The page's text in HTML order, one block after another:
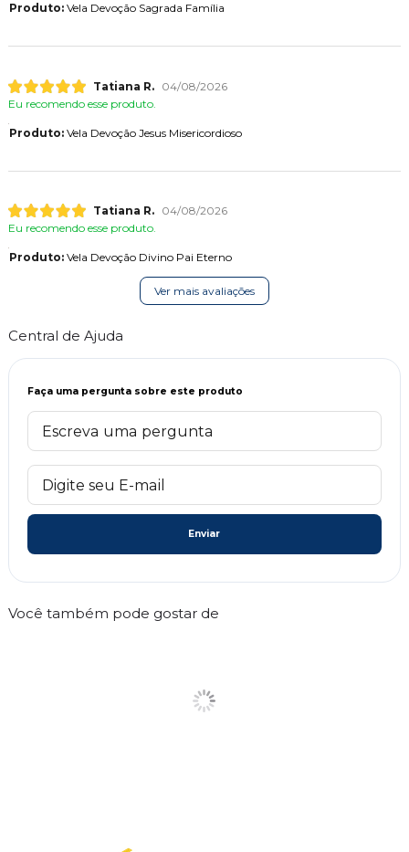
Produto:Vela Devoção Sagrada Família
Tatiana R.
04/08/2026
Eu recomendo esse produto.
Produto:Vela Devoção Jesus Misericordioso
Tatiana R.
04/08/2026
Eu recomendo esse produto.
Produto:Vela Devoção Divino Pai Eterno
Ver mais avaliações
Central de Ajuda
Faça uma pergunta sobre este produto
Enviar
Você também pode gostar de